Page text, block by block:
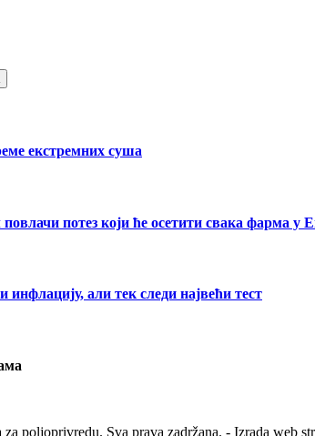
екстремних суша
потез који ће осетити свака фарма у
инфлацију, али тек следи највећи тест
poljoprivredu. Sva prava zadržana. - Izrada web